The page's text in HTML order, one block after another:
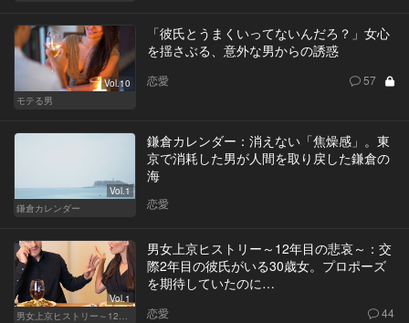
Vol.10
モテる男
「彼氏とうまくいってないんだろ？」女心
を揺さぶる、意外な男からの誘惑
恋愛 57
Vol.1
鎌倉カレンダー
鎌倉カレンダー：消えない「焦燥感」。東
京で消耗した男が人間を取り戻した鎌倉の
海
恋愛
Vol.1
男女上京ヒストリー～12年目の悲哀～
男女上京ヒストリー～12年目の悲哀～：交
際2年目の彼氏がいる30歳女。プロポーズ
を期待していたのに…
恋愛 44